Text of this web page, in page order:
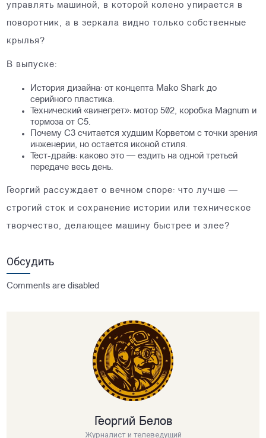
управлять машиной, в которой колено упирается в
поворотник, а в зеркала видно только собственные
крылья?
В выпуске:
История дизайна: от концепта Mako Shark до
серийного пластика.
Технический «винегрет»: мотор 502, коробка Magnum и
тормоза от C5.
Почему C3 считается худшим Корветом с точки зрения
инженерии, но остается иконой стиля.
Тест-драйв: каково это — ездить на одной третьей
передаче весь день.
Георгий рассуждает о вечном споре: что лучше —
строгий сток и сохранение истории или техническое
творчество, делающее машину быстрее и злее?
Обсудить
Comments are disabled
Георгий Белов
Журналист и телеведущий